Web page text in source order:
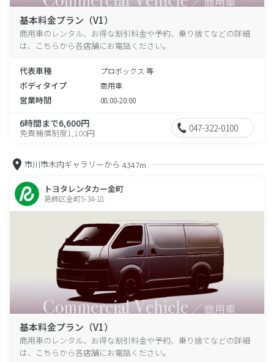
基本料金プラン（V1）
商用車のレンタル、お得な割引料金や予約、乗り捨てなどの詳細
は、こちらから各店舗にお電話ください。
代表車種 プロボックス 等
ボディタイプ 商用車
営業時間 08:00-20:00
6時間まで6,600円
免責補償制度1,100円 047-322-0100
市川市木内ギャラリーから 4347m
トヨタレンタカー金町
葛飾区金町5-34-18
基本料金プラン（V1）
商用車のレンタル、お得な割引料金や予約、乗り捨てなどの詳細
は、こちらから各店舗にお電話ください。